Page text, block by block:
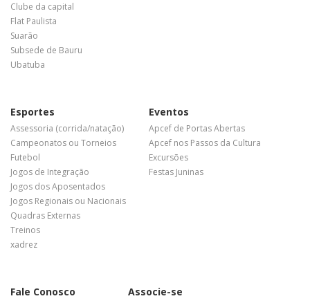
Clube da capital
Flat Paulista
Suarão
Subsede de Bauru
Ubatuba
Esportes
Assessoria (corrida/natação)
Campeonatos ou Torneios
Futebol
Jogos de Integração
Jogos dos Aposentados
Jogos Regionais ou Nacionais
Quadras Externas
Treinos
xadrez
Eventos
Apcef de Portas Abertas
Apcef nos Passos da Cultura
Excursões
Festas Juninas
Fale Conosco Associe-se